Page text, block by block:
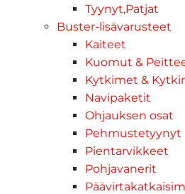
Tyynyt,Patjat
Buster-lisävarusteet
Kaiteet
Kuomut &
Kytkimet &
Navipaketit
Ohjauksen osat
Pehmustetyynyt
Pientarvikkeet
Pohjavanerit